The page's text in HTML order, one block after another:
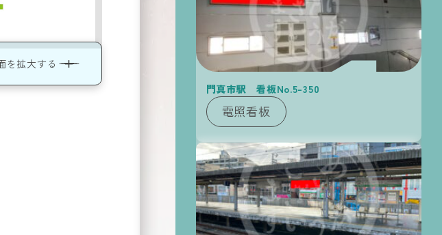
運営会社
Company
を拡大する
門真市駅 看板No.5-350
電照看板